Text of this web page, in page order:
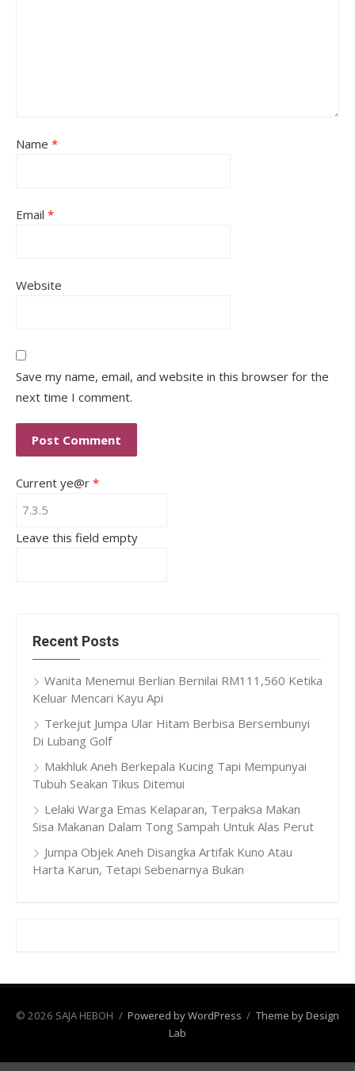
Name *
Email *
Website
Save my name, email, and website in this browser for the
next time I comment.
Current ye@r *
Leave this field empty
Recent Posts
Wanita Menemui Berlian Bernilai RM111,560 Ketika
Keluar Mencari Kayu Api
Terkejut Jumpa Ular Hitam Berbisa Bersembunyi
Di Lubang Golf
Makhluk Aneh Berkepala Kucing Tapi Mempunyai
Tubuh Seakan Tikus Ditemui
Lelaki Warga Emas Kelaparan, Terpaksa Makan
Sisa Makanan Dalam Tong Sampah Untuk Alas Perut
Jumpa Objek Aneh Disangka Artifak Kuno Atau
Harta Karun, Tetapi Sebenarnya Bukan
© 2026 SAJA HEBOH / Powered by WordPress / Theme by Design
Lab